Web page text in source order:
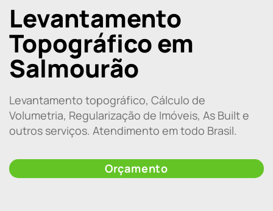
Levantamento
Topográfico em
Salmourão
Levantamento topográfico, Cálculo de
Volumetria, Regularização de Imóveis, As Built e
outros serviços. Atendimento em todo Brasil.
Orçamento